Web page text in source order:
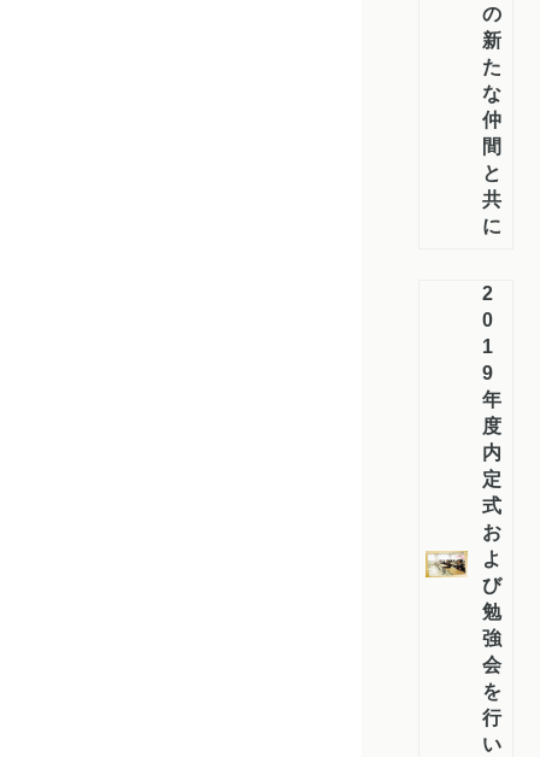
の
新
た
な
仲
間
と
共
に
2
0
1
9
年
度
内
定
式
お
よ
び
勉
強
会
を
行
い